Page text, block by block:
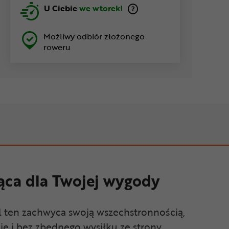
U Ciebiewe wtorek!
Możliwy odbiór złożonego
roweru
dla Twojej wygody
zachwyca swoją wszechstronnością,